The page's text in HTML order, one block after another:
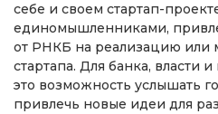
себе и своем стартап-
единомышленниками,
от РНКБ на реализацию или
стартапа. Для банка, власти
это возможность услышать
привлечь новые идеи для